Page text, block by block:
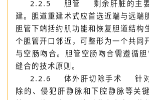
肝静脉及其与下腔静脉汇合部受累者
体外手术。
2.2.5 胆管 剩余肝脏的主要
建。胆道重建术式应首选近端与远端
胆管下端括约肌功能和恢复胆道结构
个胆管开口邻近，可整形为一个共同
与空肠吻合。胆管空肠吻合需遵循
缝合的技术原则。